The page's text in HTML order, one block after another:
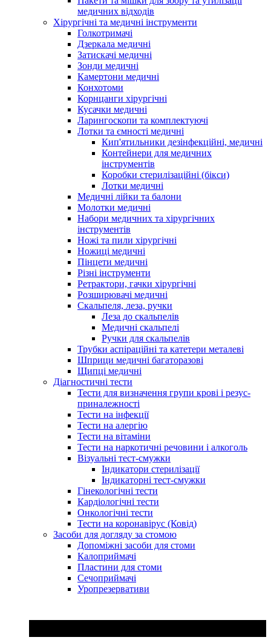
медичних відходів
Хірургічні та медичні інструменти
Голкотримачі
Дзеркала медичні
Затискачі медичні
Зонди медичні
Камертони медичні
Конхотоми
Корнцанги хірургічні
Кусачки медичні
Ларингоскопи та комплектуючі
Лотки та ємності медичні
Кип'ятильники дезінфекційні, медичні
Контейнери для медичних
інструментів
Коробки стерилізаційні (бікси)
Лотки медичні
Медичні лійки та балони
Молотки медичні
Набори медичних та хірургічних
інструментів
Ножі та пили хірургічні
Ножиці медичні
Пінцети медичні
Різні інструменти
Ретрактори, гачки хірургічні
Розширювачі медичні
Скальпеля, леза, ручки
Леза до скальпелів
Медичні скальпелі
Ручки для скальпелів
Трубки аспіраційні та катетери металеві
Шприци медичні багаторазові
Щипці медичні
Діагностичні тести
Тести для визначення групи крові і резус-
приналежності
Тести на інфекції
Тести на алергію
Тести на вітаміни
Тести на наркотичні речовини і алкоголь
Візуальні тест-смужки
Індикатори стерилізації
Індикаторні тест-смужки
Гінекологічні тести
Кардіологічні тести
Онкологічні тести
Тести на коронавірус (Ковід)
Засоби для догляду за стомою
Допоміжні засоби для стоми
Калоприймачі
Пластини для стоми
Сечоприймачі
Уропрезервативи